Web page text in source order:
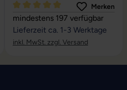
Durchschnittliche Bewertung
Merken
mindestens 197 verfügbar
Lieferzeit ca. 1-3 Werktage
inkl. MwSt. zzgl. Versand